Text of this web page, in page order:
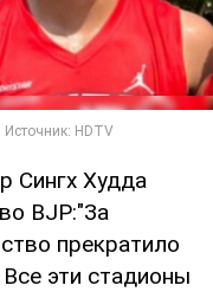
Сингх Худда
BJP:"За
прекратило
эти стадионы